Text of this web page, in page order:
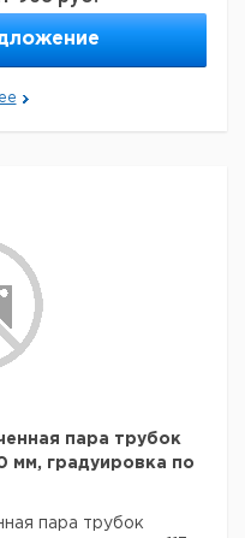
пара трубок
мм, градуировка по
пара трубок